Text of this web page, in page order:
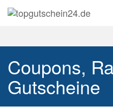
Coupons,
Gutscheine